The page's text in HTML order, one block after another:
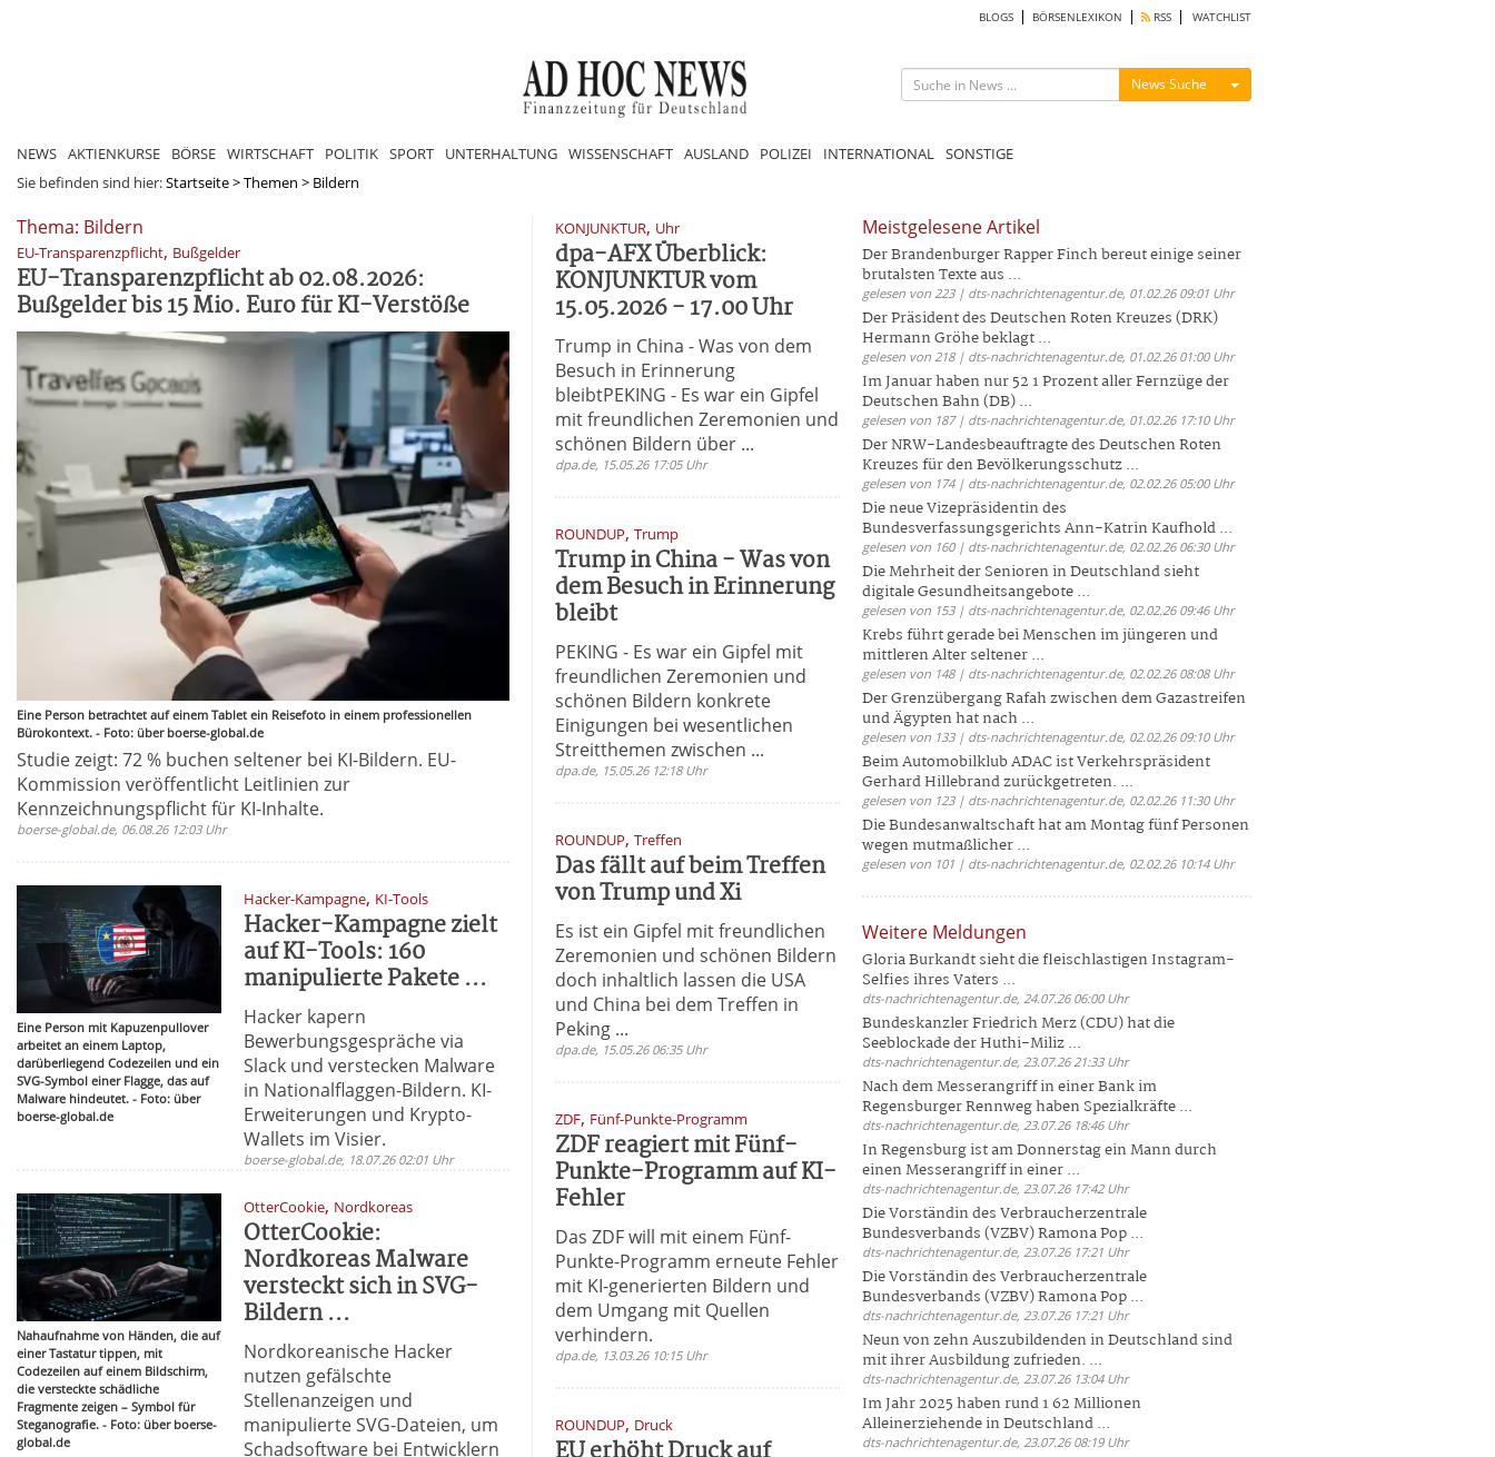
BLOGS BÖRSENLEXIKON RSS WATCHLIST
News Suche Menü ein-/ausblenden
NEWS AKTIENKURSE BÖRSE WIRTSCHAFT POLITIK SPORT UNTERHALTUNG WISSENSCHAFT AUSLAND POLIZEI INTERNATIONAL SONSTIGE
Sie befinden sind hier:Startseite>Themen > Bildern
Thema: Bildern
EU-Transparenzpflicht, Bußgelder
EU-Transparenzpflicht ab 02.08.2026:
Bußgelder bis 15 Mio. Euro für KI-Verstöße
Eine Person betrachtet auf einem Tablet ein Reisefoto in einem professionellen
Bürokontext. - Foto: über boerse-global.de
Studie zeigt: 72 % buchen seltener bei KI-Bildern. EU-
Kommission veröffentlicht Leitlinien zur
Kennzeichnungspflicht für KI-Inhalte.
boerse-global.de, 06.08.26 12:03 Uhr
Eine Person mit Kapuzenpullover
arbeitet an einem Laptop,
darüberliegend Codezeilen und ein
SVG-Symbol einer Flagge, das auf
Malware hindeutet. - Foto: über
boerse-global.de
Hacker-Kampagne, KI-Tools
Hacker-Kampagne zielt
auf KI-Tools: 160
manipulierte Pakete ...
Hacker kapern
Bewerbungsgespräche via
Slack und verstecken Malware
in Nationalflaggen-Bildern. KI-
Erweiterungen und Krypto-
Wallets im Visier.
boerse-global.de, 18.07.26 02:01 Uhr
Nahaufnahme von Händen, die auf
einer Tastatur tippen, mit
Codezeilen auf einem Bildschirm,
die versteckte schädliche
Fragmente zeigen – Symbol für
Steganografie. - Foto: über boerse-
global.de
OtterCookie, Nordkoreas
OtterCookie:
Nordkoreas Malware
versteckt sich in SVG-
Bildern ...
Nordkoreanische Hacker
nutzen gefälschte
Stellenanzeigen und
manipulierte SVG-Dateien, um
Schadsoftware bei Entwicklern
KONJUNKTUR, Uhr
dpa-AFX Überblick:
KONJUNKTUR vom
15.05.2026 - 17.00 Uhr
Trump in China - Was von dem
Besuch in Erinnerung
bleibtPEKING - Es war ein Gipfel
mit freundlichen Zeremonien und
schönen Bildern über ...
dpa.de, 15.05.26 17:05 Uhr
ROUNDUP, Trump
Trump in China - Was von
dem Besuch in Erinnerung
bleibt
PEKING - Es war ein Gipfel mit
freundlichen Zeremonien und
schönen Bildern konkrete
Einigungen bei wesentlichen
Streitthemen zwischen ...
dpa.de, 15.05.26 12:18 Uhr
ROUNDUP, Treffen
Das fällt auf beim Treffen
von Trump und Xi
Es ist ein Gipfel mit freundlichen
Zeremonien und schönen Bildern
doch inhaltlich lassen die USA
und China bei dem Treffen in
Peking ...
dpa.de, 15.05.26 06:35 Uhr
ZDF, Fünf-Punkte-Programm
ZDF reagiert mit Fünf-
Punkte-Programm auf KI-
Fehler
Das ZDF will mit einem Fünf-
Punkte-Programm erneute Fehler
mit KI-generierten Bildern und
dem Umgang mit Quellen
verhindern.
dpa.de, 13.03.26 10:15 Uhr
ROUNDUP, Druck
Meistgelesene Artikel
Der Brandenburger Rapper Finch bereut einige seiner
brutalsten Texte aus ...
gelesen von 223 | dts-nachrichtenagentur.de, 01.02.26 09:01 Uhr
Der Präsident des Deutschen Roten Kreuzes (DRK)
Hermann Gröhe beklagt ...
gelesen von 218 | dts-nachrichtenagentur.de, 01.02.26 01:00 Uhr
Im Januar haben nur 52 1 Prozent aller Fernzüge der
Deutschen Bahn (DB) ...
gelesen von 187 | dts-nachrichtenagentur.de, 01.02.26 17:10 Uhr
Der NRW-Landesbeauftragte des Deutschen Roten
Kreuzes für den Bevölkerungsschutz ...
gelesen von 174 | dts-nachrichtenagentur.de, 02.02.26 05:00 Uhr
Die neue Vizepräsidentin des
Bundesverfassungsgerichts Ann-Katrin Kaufhold ...
gelesen von 160 | dts-nachrichtenagentur.de, 02.02.26 06:30 Uhr
Die Mehrheit der Senioren in Deutschland sieht
digitale Gesundheitsangebote ...
gelesen von 153 | dts-nachrichtenagentur.de, 02.02.26 09:46 Uhr
Krebs führt gerade bei Menschen im jüngeren und
mittleren Alter seltener ...
gelesen von 148 | dts-nachrichtenagentur.de, 02.02.26 08:08 Uhr
Der Grenzübergang Rafah zwischen dem Gazastreifen
und Ägypten hat nach ...
gelesen von 133 | dts-nachrichtenagentur.de, 02.02.26 09:10 Uhr
Beim Automobilklub ADAC ist Verkehrspräsident
Gerhard Hillebrand zurückgetreten. ...
gelesen von 123 | dts-nachrichtenagentur.de, 02.02.26 11:30 Uhr
Die Bundesanwaltschaft hat am Montag fünf Personen
wegen mutmaßlicher ...
gelesen von 101 | dts-nachrichtenagentur.de, 02.02.26 10:14 Uhr
Weitere Meldungen
Gloria Burkandt sieht die fleischlastigen Instagram-
Selfies ihres Vaters ...
dts-nachrichtenagentur.de, 24.07.26 06:00 Uhr
Bundeskanzler Friedrich Merz (CDU) hat die
Seeblockade der Huthi-Miliz ...
dts-nachrichtenagentur.de, 23.07.26 21:33 Uhr
Nach dem Messerangriff in einer Bank im
Regensburger Rennweg haben Spezialkräfte ...
dts-nachrichtenagentur.de, 23.07.26 18:46 Uhr
In Regensburg ist am Donnerstag ein Mann durch
einen Messerangriff in einer ...
dts-nachrichtenagentur.de, 23.07.26 17:42 Uhr
Die Vorständin des Verbraucherzentrale
Bundesverbands (VZBV) Ramona Pop ...
dts-nachrichtenagentur.de, 23.07.26 17:21 Uhr
Die Vorständin des Verbraucherzentrale
Bundesverbands (VZBV) Ramona Pop ...
dts-nachrichtenagentur.de, 23.07.26 17:21 Uhr
Neun von zehn Auszubildenden in Deutschland sind
mit ihrer Ausbildung zufrieden. ...
dts-nachrichtenagentur.de, 23.07.26 13:04 Uhr
Im Jahr 2025 haben rund 1 62 Millionen
Alleinerziehende in Deutschland ...
dts-nachrichtenagentur.de, 23.07.26 08:19 Uhr